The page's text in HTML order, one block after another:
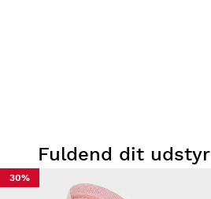
Fuldend dit udstyr
30%